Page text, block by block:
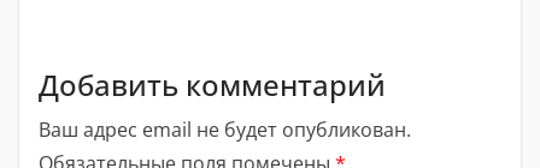
Добавить комментарий
Ваш адрес email не будет опубликован.